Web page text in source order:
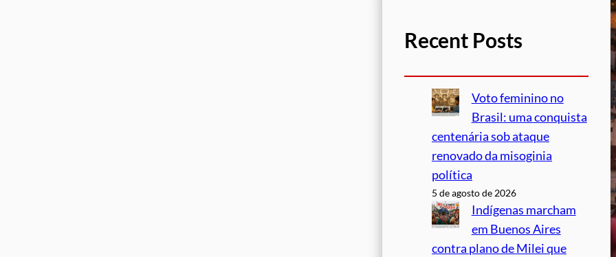
Recent Posts
Voto feminino no
Brasil: uma conquista
centenária sob ataque
renovado da misoginia
política
5 de agosto de 2026
Indígenas marcham
em Buenos Aires
contra plano de Milei que